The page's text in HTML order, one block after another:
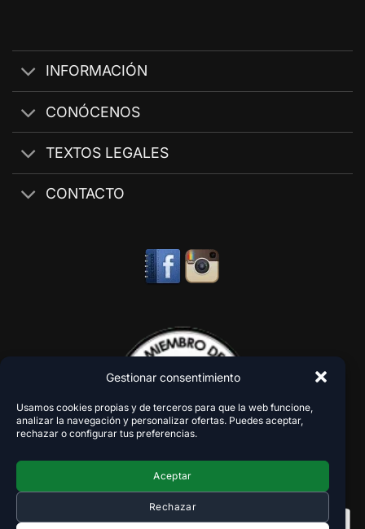
Gestionar consentimiento
Usamos cookies propias y de terceros para que la web funcione,
analizar la navegación y personalizar ofertas. Puedes aceptar,
rechazar o configurar tus preferencias.
Aceptar
Rechazar
INFORMACIÓN
CONÓCENOS
TEXTOS LEGALES
CONTACTO